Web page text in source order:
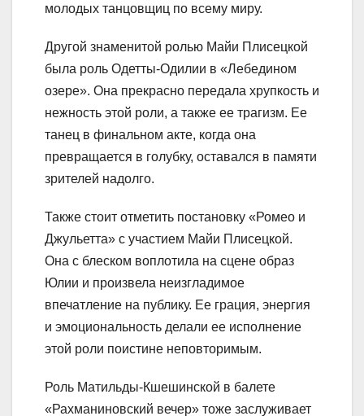
молодых танцовщиц по всему миру.
Другой знаменитой ролью Майи Плисецкой
была роль Одетты-Одилии в «Лебедином
озере». Она прекрасно передала хрупкость и
нежность этой роли, а также ее трагизм. Ее
танец в финальном акте, когда она
превращается в голубку, оставался в памяти
зрителей надолго.
Также стоит отметить постановку «Ромео и
Джульетта» с участием Майи Плисецкой.
Она с блеском воплотила на сцене образ
Юлии и произвела неизгладимое
впечатление на публику. Ее грация, энергия
и эмоциональность делали ее исполнение
этой роли поистине неповторимым.
Роль Матильды-Кшешинской в балете
«Рахманиновский вечер» тоже заслуживает